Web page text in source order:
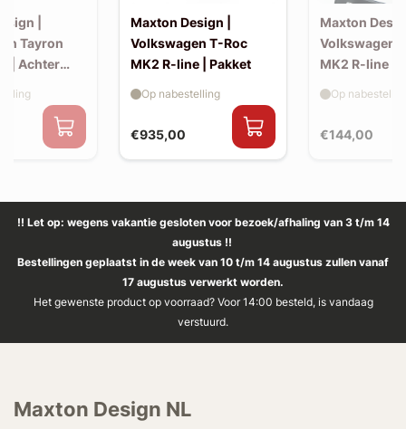
|
Tayron
| Achter
Maxton Design |
Volkswagen T-Roc
MK2 R-line | Pakket
€935,00
Op nabestelling
Maxton
Volkswagen
MK2 R-line |
€144,00
Op
!! Let op: wegens vakantie gesloten voor bezoek/afhaling van 3 t/m 14
augustus !!
Bestellingen geplaatst in de week van 10 t/m 14 augustus zullen vanaf
17 augustus verwerkt worden.
Het gewenste product op voorraad? Voor 14:00 besteld, is vandaag
verstuurd.
Maxton Design NL